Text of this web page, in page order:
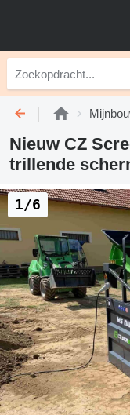
Nieuw CZ
trillende
1/6